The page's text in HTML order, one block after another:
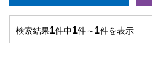
検索結果1件中1件～ 1件を表示